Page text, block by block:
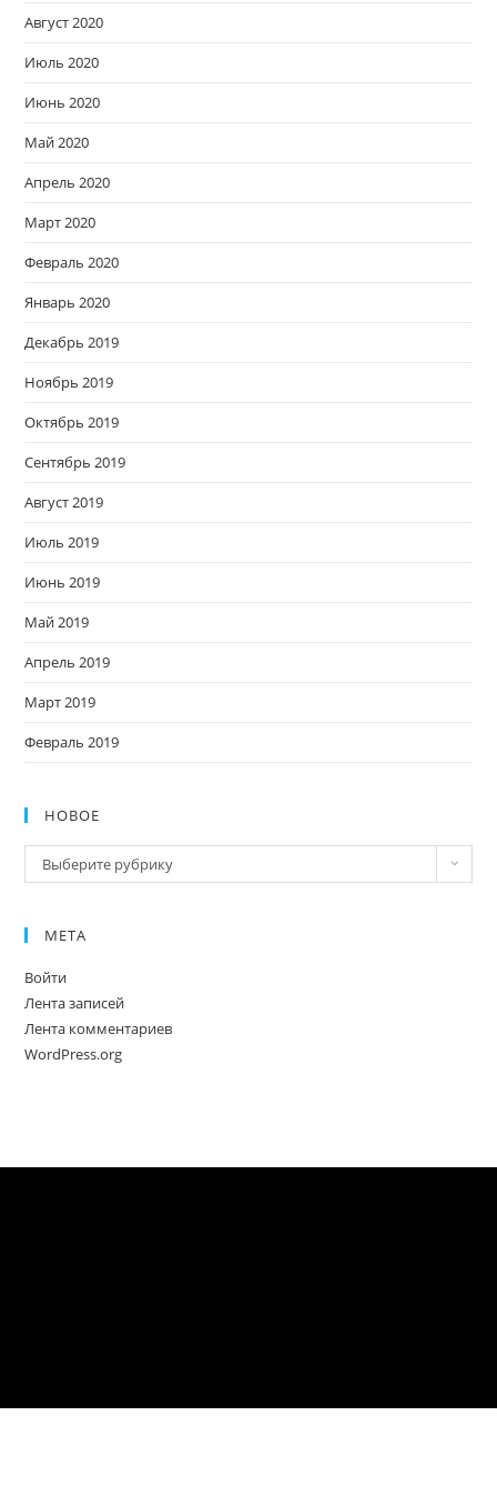
Август 2020
Июль 2020
Июнь 2020
Май 2020
Апрель 2020
Март 2020
Февраль 2020
Январь 2020
Декабрь 2019
Ноябрь 2019
Октябрь 2019
Сентябрь 2019
Август 2019
Июль 2019
Июнь 2019
Май 2019
Апрель 2019
Март 2019
Февраль 2019
НОВОЕ
Новое
Выберите рубрику
МЕТА
Войти
Лента записей
Лента комментариев
WordPress.org